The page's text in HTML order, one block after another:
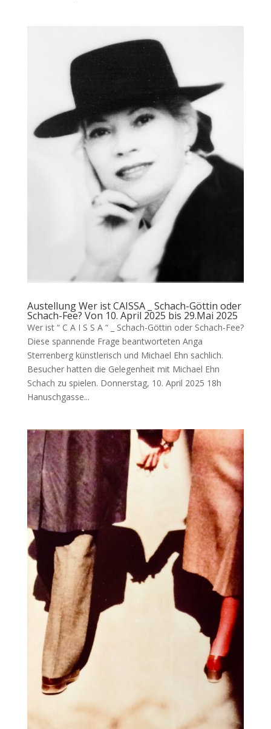
Austellung Wer ist CAISSA _ Schach-Göttin oder
Schach-Fee? Von 10. April 2025 bis 29.Mai 2025
Wer ist “ C A I S S A “ _ Schach-Göttin oder Schach-Fee?
Diese spannende Frage beantworteten Anga
Sterrenberg künstlerisch und Michael Ehn sachlich.
Besucher hatten die Gelegenheit mit Michael Ehn
Schach zu spielen. Donnerstag, 10. April 2025 18h
Hanuschgasse...